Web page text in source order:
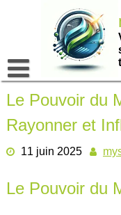
Le Pouvoir du
Rayonner et
11 juin 2025
Le Pouvoir du